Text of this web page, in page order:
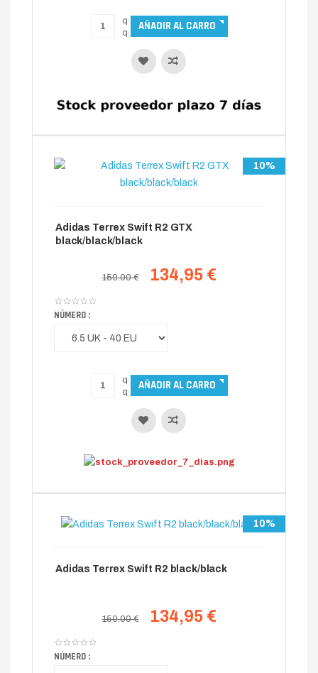
10%
Adidas Terrex Swift R2 GTX
black/black/black
150.00 € 134,95 €
NÚMERO :
10%
Adidas Terrex Swift R2 black/black
150.00 € 134,95 €
NÚMERO :